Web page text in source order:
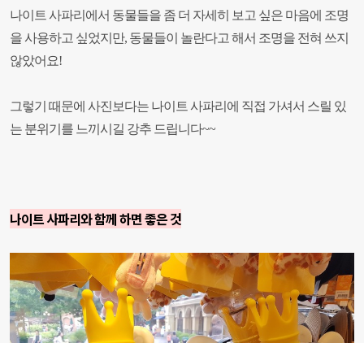
나이트 사파리에서 동물들을 좀 더 자세히 보고 싶은 마음에 조명
을 사용하고 싶었지만, 동물들이 놀란다고 해서 조명을 전혀 쓰지
않았어요!
그렇기 때문에 사진보다는 나이트 사파리에 직접 가셔서 스릴 있
는 분위기를 느끼시길 강추 드립니다~~
나이트 사파리와 함께 하면 좋은 것